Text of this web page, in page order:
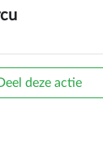
deze actie